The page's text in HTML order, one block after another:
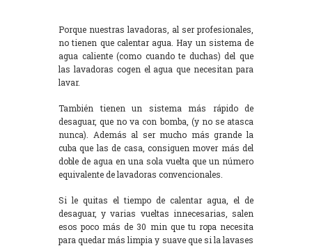
Porque nuestras lavadoras, al ser profesionales,
no tienen que calentar agua. Hay un sistema de
agua caliente (como cuando te duchas) del que
las lavadoras cogen el agua que necesitan para
lavar.
También tienen un sistema más rápido de
desaguar, que no va con bomba, (y no se atasca
nunca). Además al ser mucho más grande la
cuba que las de casa, consiguen mover más del
doble de agua en una sola vuelta que un número
equivalente de lavadoras convencionales.
Si le quitas el tiempo de calentar agua, el de
desaguar, y varias vueltas innecesarias, salen
esos poco más de 30 min que tu ropa necesita
para quedar más limpia y suave que si la lavases